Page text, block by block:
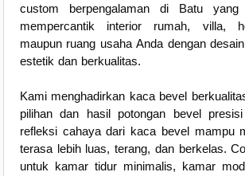
custom berpengalaman di Batu yang
mempercantik interior rumah, villa,
maupun ruang usaha Anda dengan
estetik dan berkualitas.
Kami menghadirkan kaca bevel
pilihan dan hasil potongan bevel
refleksi cahaya dari kaca bevel mampu
terasa lebih luas, terang, dan berkelas.
untuk kamar tidur minimalis, kamar